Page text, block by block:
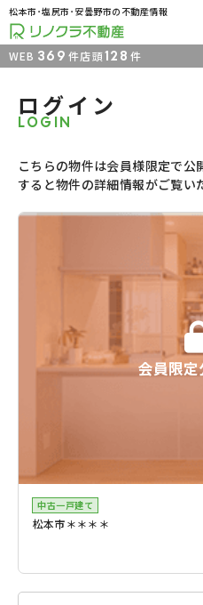
松本市･塩尻市･安曇野市の不動産情報
WEB 369 件店頭128 件
ログイン
LOGIN
こちらの物件は会員様限定で公
すると物件の詳細情報がご覧い
会員限
中古一戸建て
松本市＊＊＊＊